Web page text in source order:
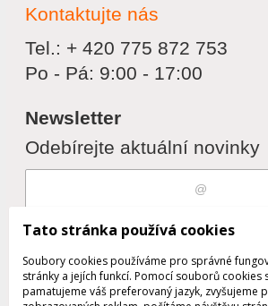
Kontaktujte nás
Tel.: + 420 775 872 753
Po - Pá: 9:00 - 17:00
Newsletter
Odebírejte aktuální novinky
Souhlasím s
údajů
Tato stránka používá cookies
Soubory cookies používáme pro správné
stránky a jejích funkcí. Pomocí souborů cookies
pamatujeme váš preferovaný jazyk, zvyšujeme